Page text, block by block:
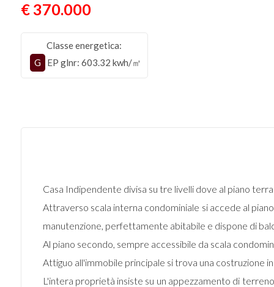
€ 370.000
Classe energetica:
G
EP glnr: 603.32 kwh/㎡
Casa Indipendente divisa su tre livelli dove al piano
Attraverso scala interna condominiale si accede al
manutenzione, perfettamente abitabile e dispone di
Al piano secondo, sempre accessibile da scala
Attiguo all'immobile principale si trova una costruzione
L'intera proprietà insiste su un appezzamento di